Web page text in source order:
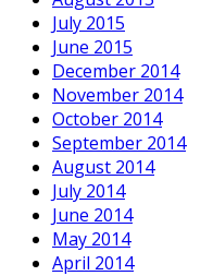
July 2015
June 2015
December 2014
November 2014
October 2014
September 2014
August 2014
July 2014
June 2014
May 2014
April 2014